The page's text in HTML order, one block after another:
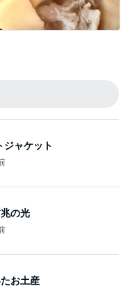
ジャケット
の光
お土産